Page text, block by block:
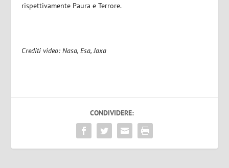
rispettivamente Paura e Terrore.
Crediti video: Nasa, Esa, Jaxa
CONDIVIDERE: